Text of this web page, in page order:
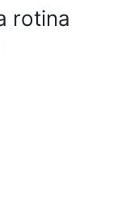
rotina